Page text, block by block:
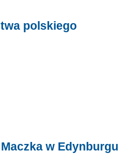
polskiego
w Edynburgu